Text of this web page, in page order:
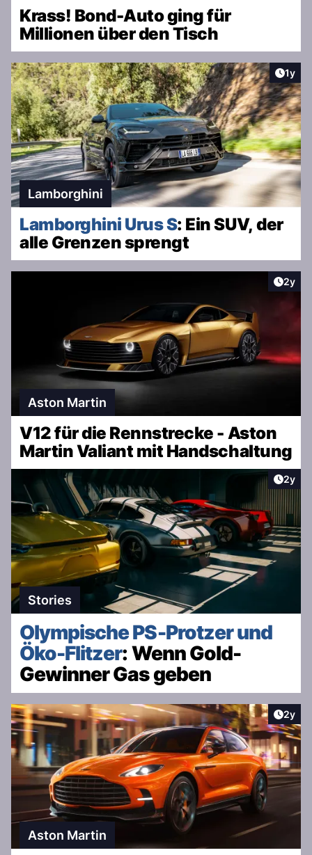
Krass! Bond-Auto ging für
Millionen über den Tisch
1y
Lamborghini
Lamborghini Urus S: Ein SUV, der
alle Grenzen sprengt
2y
Aston Martin
V12 für die Rennstrecke - Aston
Martin Valiant mit Handschaltung
2y
Stories
Olympische PS-Protzer und
Öko-Flitzer: Wenn Gold-
Gewinner Gas geben
2y
Aston Martin